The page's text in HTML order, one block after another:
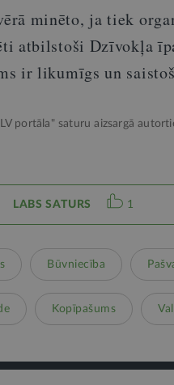
minēto, ja tiek
atbilstoši Dzīvokļa
ir likumīgs un
portāla" saturu aizsargā
LABS SATURS 1
Būvniecība
Kopīpašums